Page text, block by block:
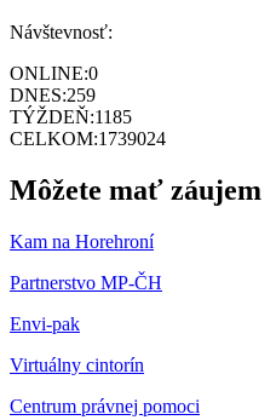
Návštevnosť:
ONLINE:0
DNES:259
TÝŽDEŇ:1185
CELKOM:1739024
Môžete mať záujem
Kam na Horehroní
Partnerstvo MP-ČH
Envi-pak
Virtuálny cintorín
Centrum právnej pomoci